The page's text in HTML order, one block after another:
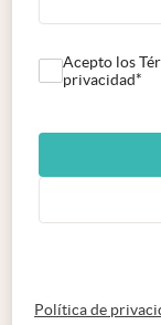
Acepto los
privacidad*
Política de